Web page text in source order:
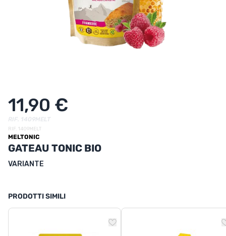
I MIEI PREFERITI
IL BLOG DEI TONTONS
CONTATTO
11,90 €
RIF. 1409MELT
RIF. 1409MELT
MELTONIC
GATEAU TONIC BIO
VARIANTE
PRODOTTI SIMILI